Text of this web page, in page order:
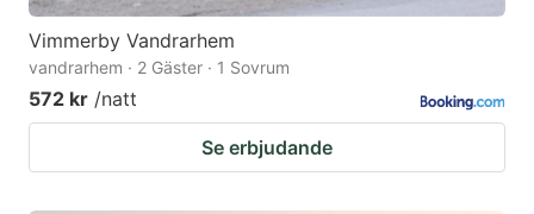
Vimmerby Vandrarhem
vandrarhem · 2 Gäster · 1 Sovrum
572 kr /natt
Se erbjudande